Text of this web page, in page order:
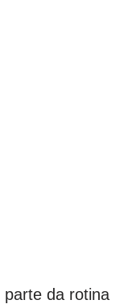
parte da rotina